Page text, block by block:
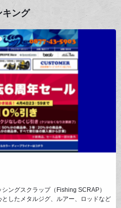
キング
ングスクラップ（Fishing SCRAP）
したメタルジグ、ルアー、ロッドなど